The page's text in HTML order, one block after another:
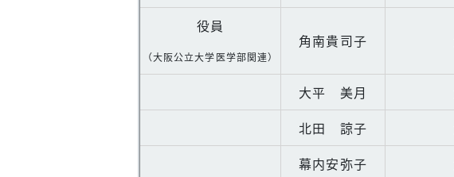
役員
（大阪公立大学医学部関連）
角南貴司子
大平 美月
北田 諒子
幕内安弥子